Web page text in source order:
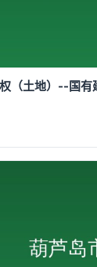
（土地）--国有